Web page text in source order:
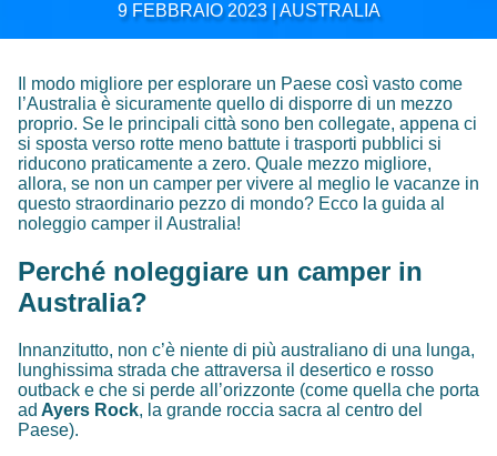
9 FEBBRAIO 2023 | AUSTRALIA
Il modo migliore per esplorare un Paese così vasto come
l’Australia è sicuramente quello di disporre di un mezzo
proprio. Se le principali città sono ben collegate, appena ci
si sposta verso rotte meno battute i trasporti pubblici si
riducono praticamente a zero. Quale mezzo migliore,
allora, se non un camper per vivere al meglio le vacanze in
questo straordinario pezzo di mondo? Ecco la guida al
noleggio camper il Australia!
Perché noleggiare un camper in
Australia?
Innanzitutto, non c’è niente di più australiano di una lunga,
lunghissima strada che attraversa il desertico e rosso
outback e che si perde all’orizzonte (come quella che porta
ad Ayers Rock, la grande roccia sacra al centro del
Paese).